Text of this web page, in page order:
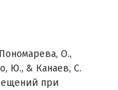
О.,
Ю., & Канаев, С.
при